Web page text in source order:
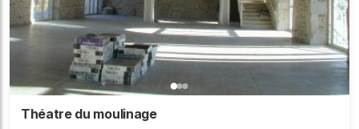
Théatre du moulinage